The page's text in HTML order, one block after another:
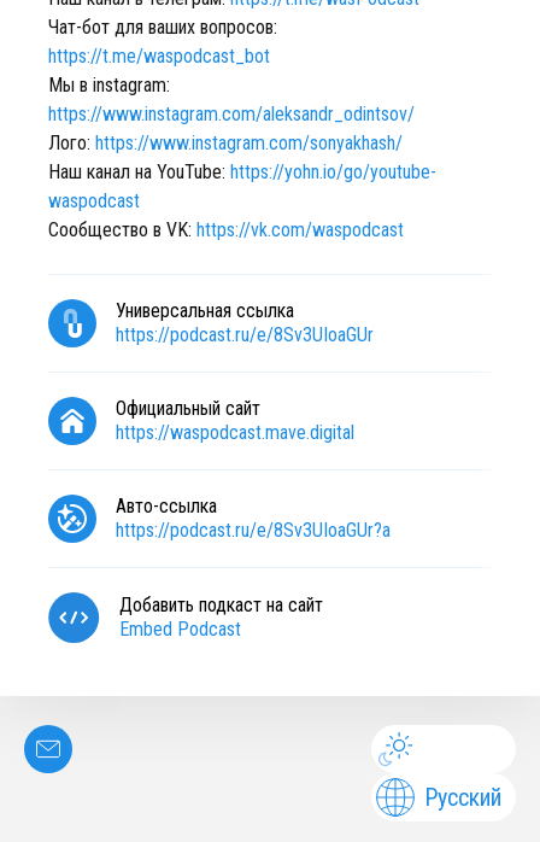
Чат-бот для ваших вопросов:
https://t.me/waspodcast_bot
Мы в instagram:
https://www.instagram.com/aleksandr_odintsov/
Лого: https://www.instagram.com/sonyakhash/
Наш канал на YouTube: https://yohn.io/go/youtube-
waspodcast
Сообщество в VK: https://vk.com/waspodcast
Универсальная ссылка
https://podcast.ru/e/8Sv3UIoaGUr
Официальный сайт
https://waspodcast.mave.digital
Авто-ссылка
https://podcast.ru/e/8Sv3UIoaGUr?a
Добавить подкаст на сайт
Embed Podcast
Русский